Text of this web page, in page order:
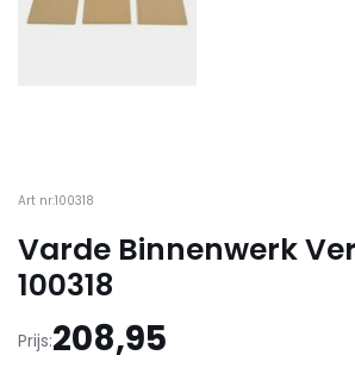
Art nr:100318
Varde Binnenwerk
100318
Prijs:208,95